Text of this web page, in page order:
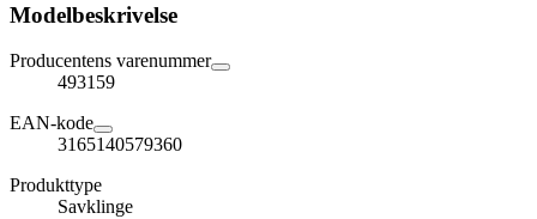
Modelbeskrivelse
Producentens varenummer
493159
EAN-kode
3165140579360
Produkttype
Savklinge